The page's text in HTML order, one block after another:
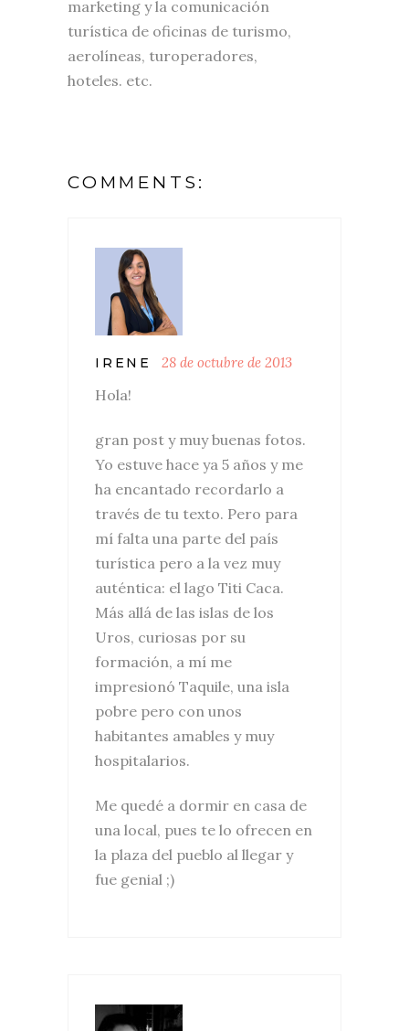
marketing y la comunicación
turística de oficinas de turismo,
aerolíneas, turoperadores,
hoteles. etc.
COMMENTS:
IRENE 28 de octubre de 2013
Hola!
gran post y muy buenas fotos.
Yo estuve hace ya 5 años y me
ha encantado recordarlo a
través de tu texto. Pero para
mí falta una parte del país
turística pero a la vez muy
auténtica: el lago Titi Caca.
Más allá de las islas de los
Uros, curiosas por su
formación, a mí me
impresionó Taquile, una isla
pobre pero con unos
habitantes amables y muy
hospitalarios.
Me quedé a dormir en casa de
una local, pues te lo ofrecen en
la plaza del pueblo al llegar y
fue genial ;)